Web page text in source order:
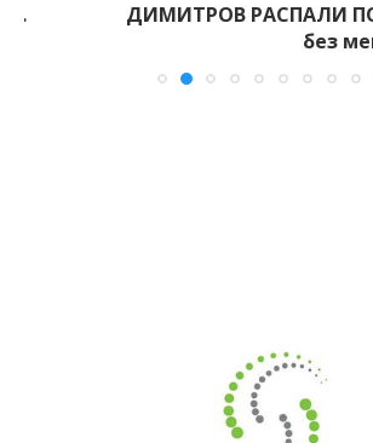
ДИМИТРОВ РАСПАЛИ ПО
без мене...